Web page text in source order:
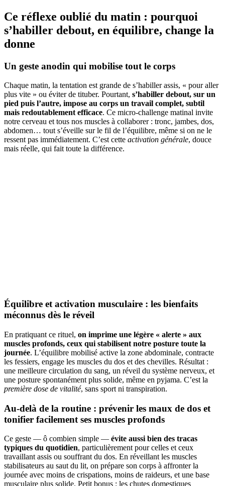
Ce réflexe oublié du matin : pourquoi
s’habiller debout, en équilibre, change la
donne
Un geste anodin qui mobilise tout le corps
Chaque matin, la tentation est grande de s’habiller assis, « pour aller
plus vite » ou éviter de tituber. Pourtant, s’habiller debout, sur un
pied puis l’autre, impose au corps un travail complet, subtil
mais redoutablement efficace. Ce micro-challenge matinal invite
notre cerveau et tous nos muscles à collaborer : tronc, jambes, dos,
abdomen… tout s’éveille sur le fil de l’équilibre, même si on ne le
ressent pas immédiatement. C’est cette activation générale, douce
mais réelle, qui fait toute la différence.
Équilibre et activation musculaire : les bienfaits
méconnus dès le réveil
En pratiquant ce rituel, on imprime une légère « alerte » aux
muscles profonds, ceux qui stabilisent notre posture toute la
journée. L’équilibre mobilisé active la zone abdominale, contracte
les fessiers, engage les muscles du dos et des chevilles. Résultat :
une meilleure circulation du sang, un réveil du système nerveux, et
une posture spontanément plus solide, même en pyjama. C’est la
première dose de vitalité, sans sport ni transpiration.
Au-delà de la routine : prévenir les maux de dos et
tonifier facilement ses muscles profonds
Ce geste — ô combien simple — évite aussi bien des tracas
typiques du quotidien, particulièrement pour celles et ceux
travaillant assis ou souffrant du dos. En réveillant les muscles
stabilisateurs au saut du lit, on prépare son corps à affronter la
journée avec moins de crispations, moins de raideurs, et une base
musculaire plus solide. Petit bonus : les chutes domestiques